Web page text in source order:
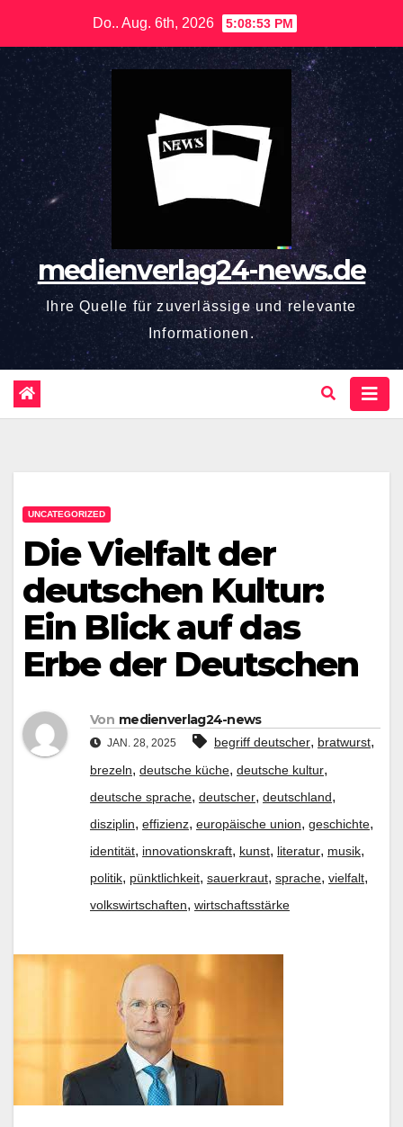
springen
Do.. Aug. 6th, 2026 5:08:54 PM
medienverlag24-news.de
Ihre Quelle für zuverlässige und relevante
Informationen.
UNCATEGORIZED
Die Vielfalt der
deutschen Kultur:
Ein Blick auf das
Erbe der Deutschen
Von medienverlag24-news
JAN. 28, 2025 begriff deutscher, bratwurst,
brezeln, deutsche küche, deutsche kultur,
deutsche sprache, deutscher, deutschland,
disziplin, effizienz, europäische union, geschichte,
identität, innovationskraft, kunst, literatur, musik,
politik, pünktlichkeit, sauerkraut, sprache, vielfalt,
volkswirtschaften, wirtschaftsstärke